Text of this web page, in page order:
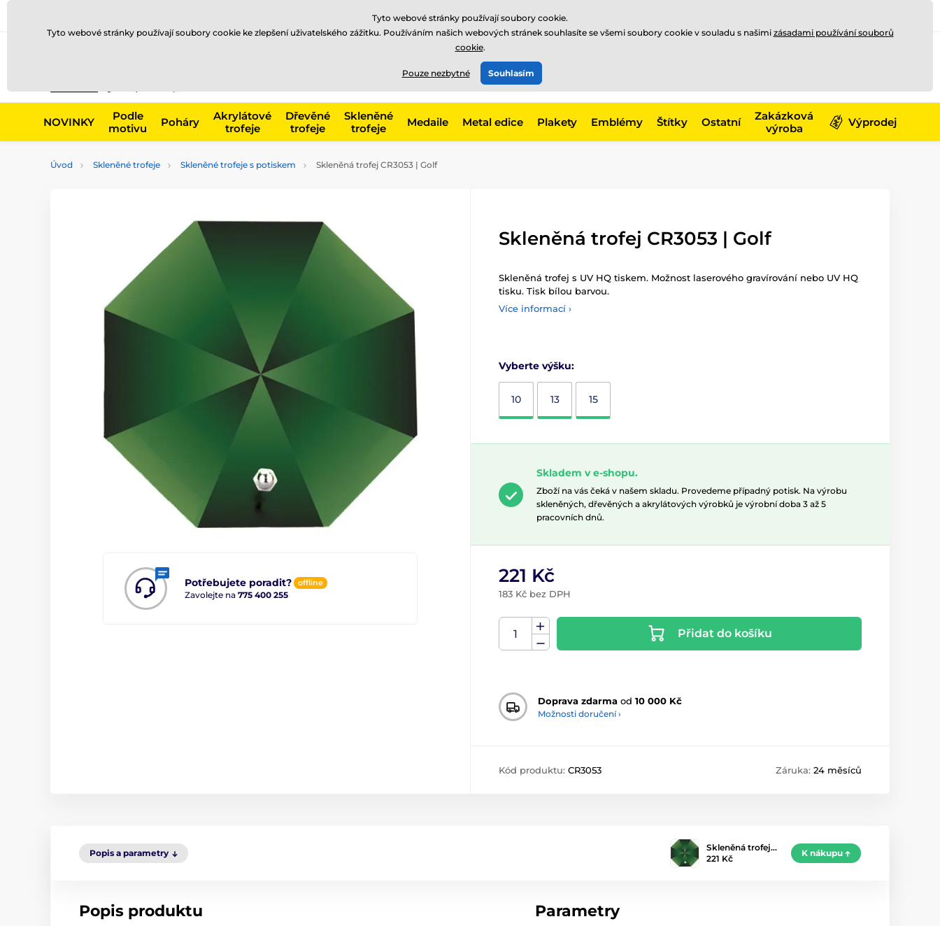
775 400 255
Zavolejte nám
NOVINKY
Podle
motivu
Poháry
Akrylátové
trofeje
Dřevěné
trofeje
Skleněné
trofeje
Medaile Metal edice Plakety Emblémy Štítky Ostatní
Zakázková
výroba
Výprodej
Úvod Skleněné trofeje Skleněné trofeje s potiskem Skleněná trofej CR3053 | Golf
Potřebujete poradit? offline
Zavolejte na 775 400 255
Skleněná trofej CR3053 | Golf
Skleněná trofej s UV HQ tiskem. Možnost laserového gravírování nebo UV HQ
tisku. Tisk bílou barvou.
Více informací ›
Vyberte výšku:
10 13 15
Skladem v e-shopu.
Zboží na vás čeká v našem skladu. Provedeme případný potisk. Na výrobu
skleněných, dřevěných a akrylátových výrobků je výrobní doba 3 až 5
pracovních dnů.
221 Kč
183 Kč bez DPH
Přidat do košíku
Doprava zdarma od 10 000 Kč
Možnosti doručení ›
Kód produktu: CR3053 Záruka: 24 měsíců
Popis a parametry
Skleněná trofej…
221 Kč
K nákupu
Popis produktu Parametry
Tyto webové stránky používají soubory cookie.
Tyto webové stránky používají soubory cookie ke zlepšení uživatelského zážitku. Používáním našich webových stránek souhlasíte se všemi soubory cookie v souladu s našimi zásadami používání souborů
cookie.
Pouze nezbytné Souhlasím